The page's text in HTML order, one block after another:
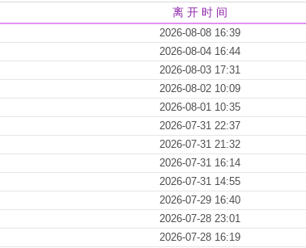
离 开 时 间
2026-08-08 16:39
2026-08-04 16:44
2026-08-03 17:31
2026-08-02 10:09
2026-08-01 10:35
2026-07-31 22:37
2026-07-31 21:32
2026-07-31 16:14
2026-07-31 14:55
2026-07-29 16:40
2026-07-28 23:01
2026-07-28 16:19